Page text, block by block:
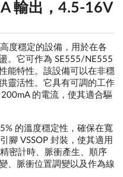
輸出，4.5-16V
度穩定的設備，用於在各
。它可作為 SE555/NE555
能特性。該設備可以在非穩
靈活性。它具有可調的工作
的電流，使其適合驅
的溫度穩定性，確保在寬
腳 VSSOP 封裝，使其適用
密計時、脈衝產生、順序
、脈衝位置調變以及作為線